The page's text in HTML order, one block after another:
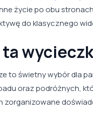
życie po obu
do klasycznego
ta
to świetny wybór dla
oraz podróżnych,
zorganizowane